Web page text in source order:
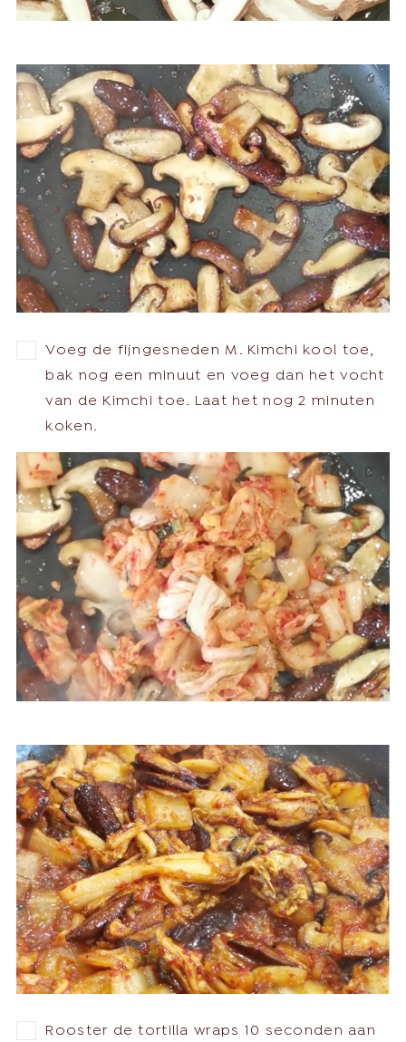
Voeg de fijngesneden M. Kimchi kool toe,
bak nog een minuut en voeg dan het vocht
van de Kimchi toe. Laat het nog 2 minuten
koken.
Rooster de tortilla wraps 10 seconden aan